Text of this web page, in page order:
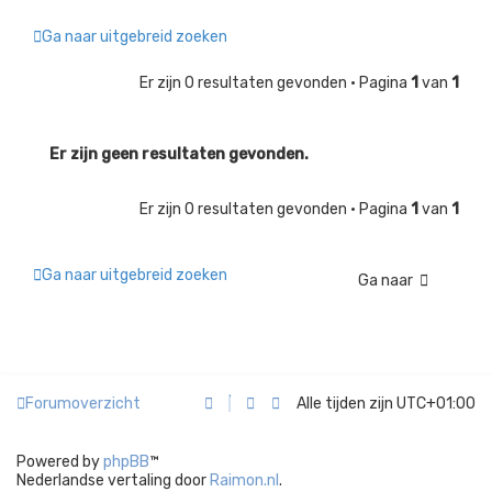
Ga naar uitgebreid zoeken
Er zijn 0 resultaten gevonden • Pagina 1 van 1
Er zijn geen resultaten gevonden.
Er zijn 0 resultaten gevonden • Pagina 1 van 1
Ga naar uitgebreid zoeken Ga naar
Forumoverzicht Alle tijden zijn UTC+01:00
Powered byphpBB™
Nederlandse vertaling door Raimon.nl .